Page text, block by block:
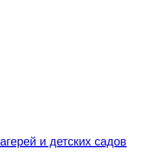
и детских садов